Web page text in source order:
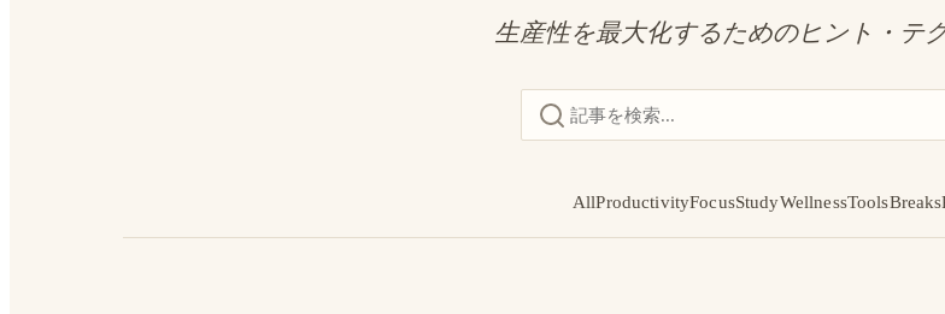
生産性を最大化するためのヒント・テ
AllProductivityFocusStudyWellnessToolsBreaks